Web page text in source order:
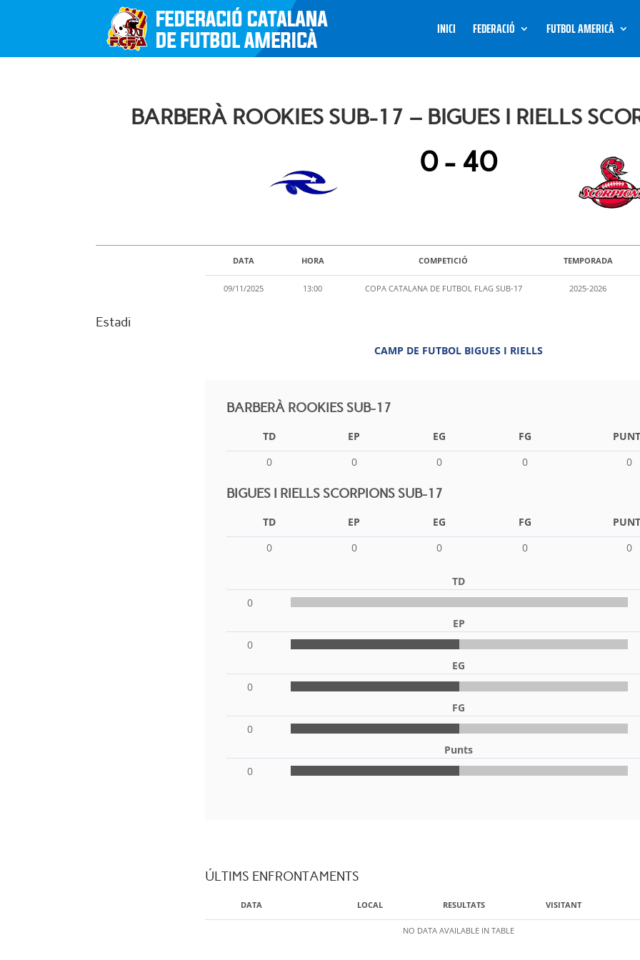
INICI FEDERACIÓ FUTBOL AMERICÀ
BARBERÀ ROOKIES SUB-17 – BIGUES I RIELLS
0- 40
DATA HORA COMPETICIÓ TEMPORADA
09/11/2025 13:00 COPA CATALANA DE FUTBOL FLAG SUB-17 2025-2026
Estadi
CAMP DE FUTBOL BIGUES I RIELLS
BARBERÀ ROOKIES SUB-17
TD EP EG FG
0
0 0 0 0
BIGUES I RIELLS SCORPIONS SUB-17
TD EP EG FG
0
0 0 0 0
TD
0
EP
0
EG
0
FG
0
Punts
0
ÚLTIMS ENFRONTAMENTS
DATA LOCAL RESULTATS VISITANT
NO DATA AVAILABLE IN TABLE